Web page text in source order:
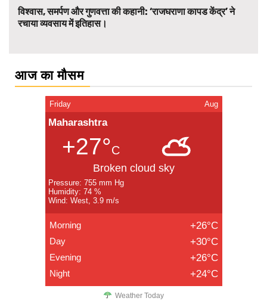
विश्वास, समर्पण और गुणवत्ता की कहानी: ‘राजघराणा कापड केंद्र’ ने
रचाया व्यवसाय में इतिहास।
आज का मौसम
Friday Aug
Maharashtra
+27°C
Broken cloud sky
Pressure: 755 mm Hg
Humidity: 74 %
Wind: West, 3.9 m/s
Morning +26°C
Day +30°C
Evening +26°C
Night +24°C
Weather Today